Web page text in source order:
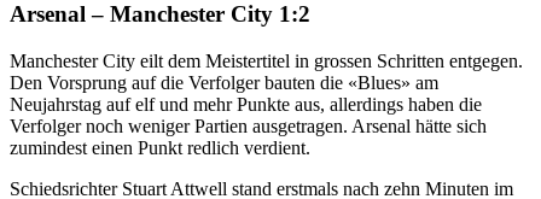
Arsenal – Manchester City 1:2
Manchester City eilt dem Meistertitel in grossen Schritten entgegen.
Den Vorsprung auf die Verfolger bauten die «Blues» am
Neujahrstag auf elf und mehr Punkte aus, allerdings haben die
Verfolger noch weniger Partien ausgetragen. Arsenal hätte sich
zumindest einen Punkt redlich verdient.
Schiedsrichter Stuart Attwell stand erstmals nach zehn Minuten im